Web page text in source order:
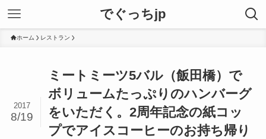
でぐっちjp
ホーム レストラン
ミートミーツ5バル（飯田橋）で
ボリュームたっぷりのハンバーグ
をいただく。2周年記念の紙コッ
プでアイスコーヒーのお持ち帰り
2017
8/19